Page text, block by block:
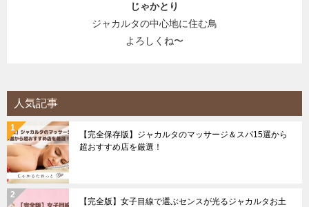
じゃかとり
ジャカルタの中心地に住む鳥
よろしくね〜
人気記事
【完全保存版】ジャカルタのマッサージ＆スパ15選から
超おすすめ店を厳選！
【完全版】女子目線で選ぶセンスが光るジャカルタお土